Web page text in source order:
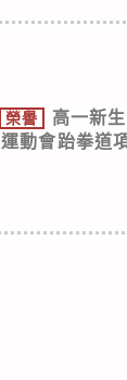
榮譽
高一新
運動會跆拳道